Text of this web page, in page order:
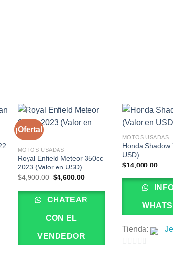
¡Oferta!
MOTOS USADAS
Royal Enfield Meteor 350cc
2023 (Valor en USD)
$4,900.00 El
original
era:
$4,900.00.
$4,600.00El
actual
es:
$4,600.00.
CHATEAR
CON EL
VENDEDOR
MOTOS USADAS
Honda Shadow
USD)
$14,000.00
Tienda: